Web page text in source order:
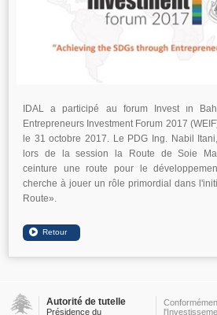
IDAL a participé au forum Invest ın
Entrepreneurs Investment Forum 2017
le 31 octobre 2017. Le PDG Ing. Nabil
lors de la session la Route de Soie
ceinture une route pour le
cherche à jouer un rôle primordial dans
Route».
Autorité de tutelle
Présidence du